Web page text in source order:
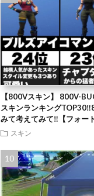
【800Vスキン】 800V-
スキンランキング
みて考えてみて‼️【フォー
スキン